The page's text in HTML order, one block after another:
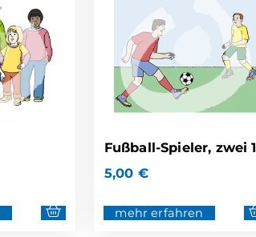
Fußball-Spieler, zwei 1
5,00 €
mehr erfahren